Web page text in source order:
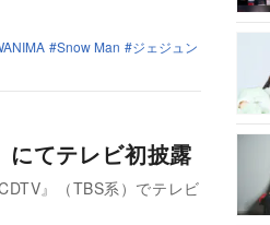
Snow Man ジェジュン
にてテレビ初披露
』（TBS系）でテレビ